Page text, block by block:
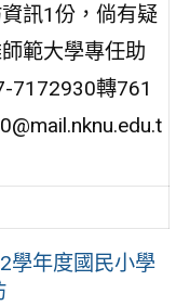
訊1份，倘有疑
範大學專任助
7172930轉761
學年度國民小學